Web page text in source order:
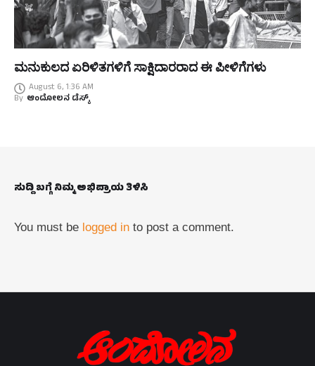
ಮನುಕುಲದ ಏರಿಳಿತಗಳಿಗೆ ಸಾಕ್ಷಿದಾರರಾದ ಈ ಪೀಳಿಗೆಗಳು
August 6, 1:36 AM
By ಆಂದೋಲನ ಡೆಸ್ಕ್
ಸುದ್ದಿ ಬಗ್ಗೆ ನಿಮ್ಮ ಅಭಿಪ್ರಾಯ ತಿಳಿಸಿ
You must be logged in to post a comment.